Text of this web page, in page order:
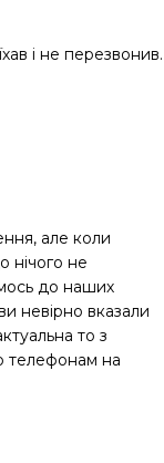
і не перезвонив.
але коли
нічого не
до наших
невірно вказали
то з
телефонам на